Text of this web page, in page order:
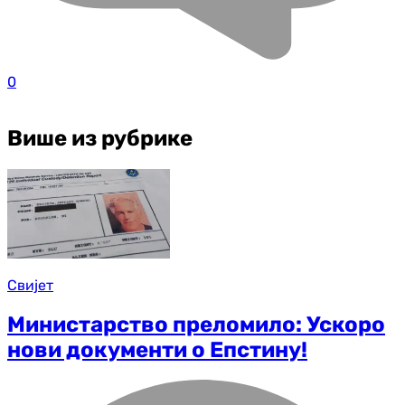
0
Више из рубрике
Свијет
Министарство преломило: Ускоро
нови документи о Епстину!